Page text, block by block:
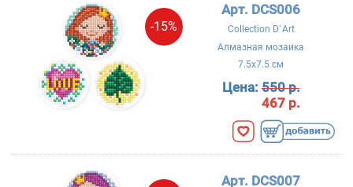
-15%
Арт. DCS006
Collection D`Art
Алмазная мозаика
7.5x7.5 см
Цена:550 р.
467 р.
Арт. DCS007